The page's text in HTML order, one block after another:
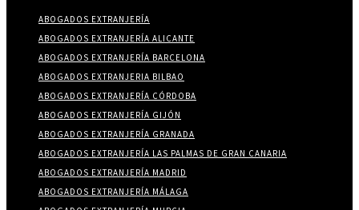
ABOGADOS EXTRANJERÍA
ABOGADOS EXTRANJERÍA ALICANTE
ABOGADOS EXTRANJERÍA BARCELONA
ABOGADOS EXTRANJERIA BILBAO
ABOGADOS EXTRANJERÍA CÓRDOBA
ABOGADOS EXTRANJERÍA GIJÓN
ABOGADOS EXTRANJERÍA GRANADA
ABOGADOS EXTRANJERÍA LAS PALMAS DE GRAN CANARIA
ABOGADOS EXTRANJERÍA MADRID
ABOGADOS EXTRANJERÍA MÁLAGA